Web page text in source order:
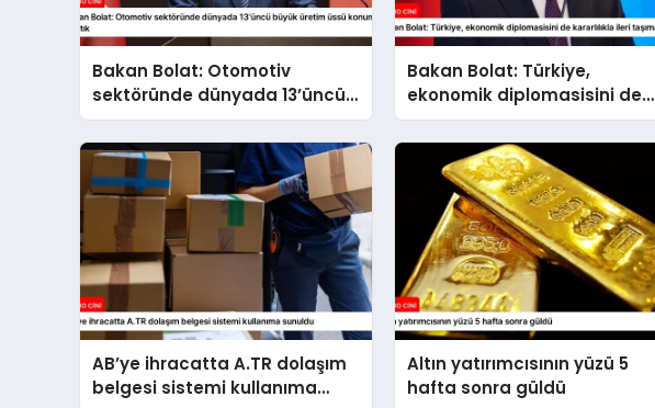
Bakan Bolat: Otomotiv
sektöründe dünyada 13’üncü
büyük üretim üssü konumuna
ulaştık
Bakan Bolat: Türkiye,
ekonomik diplomasisini de
kararlılıkla ileri taşımaktadır
AB’ye ihracatta A.TR dolaşım
belgesi sistemi kullanıma
Altın yatırımcısının yüzü 5
hafta sonra güldü